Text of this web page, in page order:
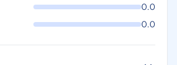
0.0
0.0